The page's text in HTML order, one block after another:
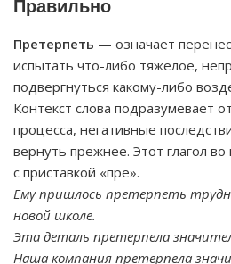
Правильно
Претерпеть — означает
испытать что-либо тяжелое,
подвергнуться какому-либо
Контекст слова подразумевает
процесса, негативные
вернуть прежнее. Этот глагол
с приставкой «пре».
Ему пришлось претерпеть
новой школе.
Эта деталь претерпела
Наша компания претерпела